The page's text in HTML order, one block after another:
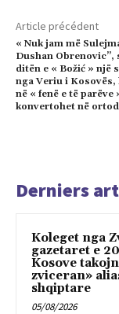
Article précédent
« Nuk jam më
Dushan Obrenovic”,
ditën e « Božić » një
nga Veriu i Kosovës,
në « fenë e të parëve
konvertohet në
Derniers
Koleget nga
gazetaret e
Kosove
zviceran»
shqiptare
05/08/2026